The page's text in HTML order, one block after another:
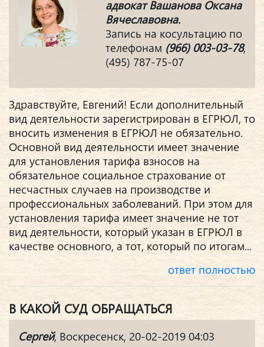
адвокат Вашанова Оксана
Вячеславовна.
Запись на косультацию по
телефонам (966) 003-03-78,
(495) 787-75-07
Здравствуйте, Евгений! Если дополнительный
вид деятельности зарегистрирован в ЕГРЮЛ, то
вносить изменения в ЕГРЮЛ не обязательно.
Основной вид деятельности имеет значение
для установления тарифа взносов на
обязательное социальное страхование от
несчастных случаев на производстве и
профессиональных заболеваний. При этом для
установления тарифа имеет значение не тот
вид деятельности, который указан в ЕГРЮЛ в
качестве основного, а тот, который по итогам...
ответ полностью
В КАКОЙ СУД ОБРАЩАТЬСЯ
Сергей, Воскресенск, 20-02-2019 04:03